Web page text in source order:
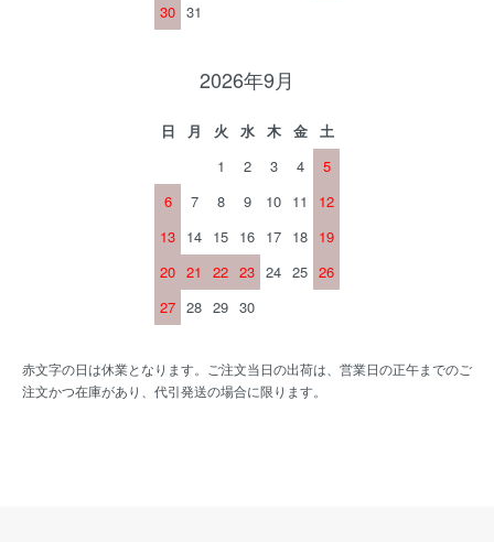
30 31
2026年9月
日 月 火 水 木 金
土
1
2 3 4
5
6
7 8 9 10 11
12
13 14 15 16 17 18 19
20 21 22 23 24 25 26
27 28 29 30
赤文字の日は休業となります。ご注文当日の出荷は、営業日の正午までのご
注文かつ在庫があり、代引発送の場合に限ります。